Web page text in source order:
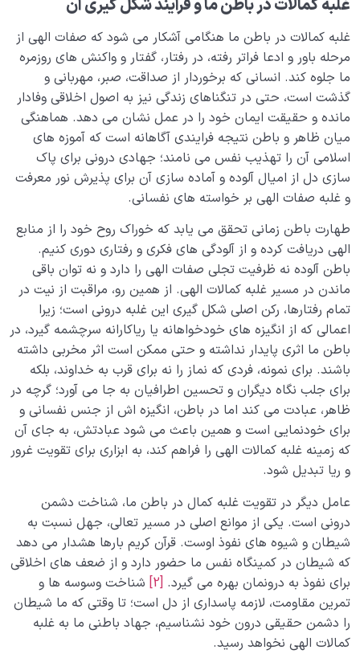
غلبه کمالات در باطن ما و فرآیند شکل گیری آن
غلبه کمالات در باطن ما هنگامی آشکار می شود که صفات الهی از
مرحله باور و ادعا فراتر رفته، در رفتار، گفتار و واکنش های روزمره
ما جلوه کند. انسانی که برخوردار از صداقت، صبر، مهربانی و
گذشت است، حتی در تنگناهای زندگی نیز به اصول اخلاقی وفادار
مانده و حقیقت ایمان خود را در عمل نشان می دهد. هماهنگی
میان ظاهر و باطن نتیجه فرایندی آگاهانه است که آموزه های
اسلامی آن را تهذیب نفس می نامند؛ جهادی درونی برای پاک
سازی دل از امیال آلوده و آماده سازی آن برای پذیرش نور معرفت
و غلبه صفات الهی بر خواسته های نفسانی.
طهارت باطن زمانی تحقق می یابد که خوراک روح خود را از منابع
الهی دریافت کرده و از آلودگی های فکری و رفتاری دوری کنیم.
باطن آلوده نه ظرفیت تجلی صفات الهی را دارد و نه توان باقی
ماندن در مسیر غلبه کمالات الهی. از همین رو، مراقبت از نیت در
تمام رفتارها، رکن اصلی شکل گیری این غلبه درونی است؛ زیرا
اعمالی که از انگیزه های خودخواهانه یا ریاکارانه سرچشمه گیرد، در
باطن ما اثری پایدار نداشته و حتی ممکن است اثر مخربی داشته
باشند. برای نمونه، فردی که نماز را نه برای قرب به خداوند، بلکه
برای جلب نگاه دیگران و تحسین اطرافیان به جا می آورد؛ گرچه در
ظاهر، عبادت می کند اما در باطن، انگیزه اش از جنس نفسانی و
برای خودنمایی است و همین باعث می شود عبادتش، به جای آن
که زمینه غلبه کمالات الهی را فراهم کند، به ابزاری برای تقویت غرور
و ریا تبدیل شود.
عامل دیگر در تقویت غلبه کمال در باطن ما، شناخت دشمن
درونی است. یکی از موانع اصلی در مسیر تعالی، جهل نسبت به
شیطان و شیوه های نفوذ اوست. قرآن کریم بارها هشدار می دهد
که شیطان در کمینگاه نفس ما حضور دارد و از ضعف های اخلاقی
برای نفوذ به درونمان بهره می گیرد. [2]
شناخت وسوسه ها و
تمرین مقاومت، لازمه پاسداری از دل است؛ تا وقتی که ما شیطان
را دشمن حقیقی درون خود نشناسیم، جهاد باطنی ما به غلبه
کمالات الهی نخواهد رسید.